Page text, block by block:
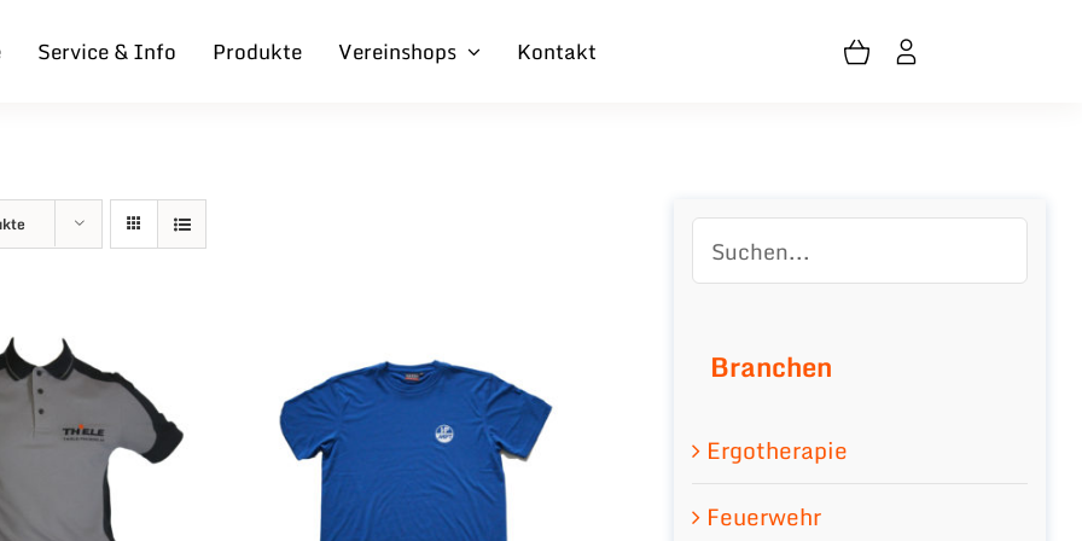
Service & Info Produkte Vereinshops Kontakt
Branchen
Ergotherapie
Feuerwehr